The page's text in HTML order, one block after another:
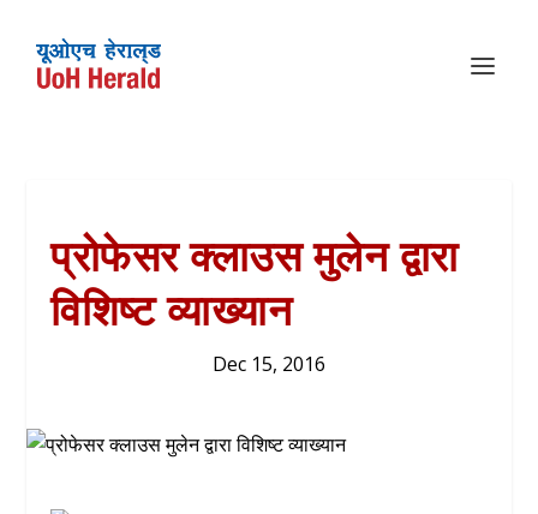
प्रोफेसर क्लाउस मुलेन द्वारा
विशिष्ट व्याख्यान
Dec 15, 2016